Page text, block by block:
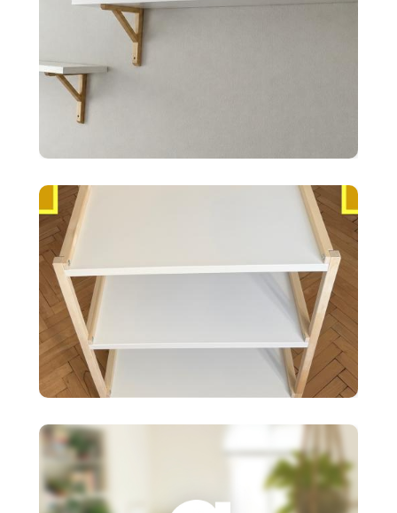
biele 120X20cm
policový diel BI